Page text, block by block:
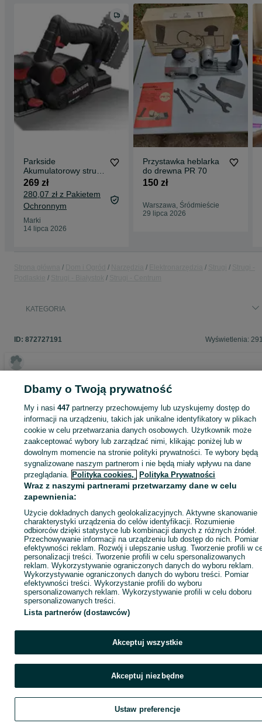
Parkside
Akumulatorowy strug
20 V PPHA 20-Li B2
bez aku nowy!!!u
269 zł
280,07 zł z Pakietem
Ochronnym
Marki
14 lipca 2026
Przystawka heblarka
do drewna PR 70
150 zł
Warszawa, Śródmieście
29 lipca 2026
KATEGORIA
ID: 872727191 Wyświetlenia:
Zaloguj się lub załóż konto na OLX, aby skontaktować się z
sprzedającym
Zaloguj się / Załóż konto
Kup
Dbamy o Twoją prywatność
My i nasi447 partnerzy przechowujemy lub uzyskujemy dostęp do
informacji na urządzeniu, takich jak unikalne identyfikatory w plikach
cookie w celu przetwarzania danych osobowych. Użytkownik może
zaakceptować wybory lub zarządzać nimi, klikając poniżej lub w
dowolnym momencie na stronie polityki prywatności. Te wybory będą
sygnalizowane naszym partnerom i nie będą miały wpływu na dane
przeglądania. Polityka cookies, Polityka Prywatności
Wraz z naszymi partnerami przetwarzamy dane w celu
zapewnienia:
Użycie dokładnych danych geolokalizacyjnych. Aktywne skanowanie
charakterystyki urządzenia do celów identyfikacji. Rozumienie
odbiorców dzięki statystyce lub kombinacji danych z różnych źródeł.
Przechowywanie informacji na urządzeniu lub dostęp do nich. Pomiar
efektywności reklam. Rozwój i ulepszanie usług. Tworzenie profili w
personalizacji treści. Tworzenie profili w celu spersonalizowanych
reklam. Wykorzystywanie ograniczonych danych do wyboru reklam.
Wykorzystywanie ograniczonych danych do wyboru treści. Pomiar
efektywności treści. Wykorzystanie profili do wyboru
spersonalizowanych reklam. Wykorzystywanie profili w celu doboru
spersonalizowanych treści.
Lista partnerów (dostawców)
Akceptuj wszystkie
Akceptuj niezbędne
Ustaw preferencje